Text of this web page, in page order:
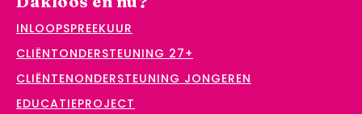
INLOOPSPREEKUUR
CLIËNTONDERSTEUNING 27+
CLIËNTENONDERSTEUNING JONGEREN
EDUCATIEPROJECT